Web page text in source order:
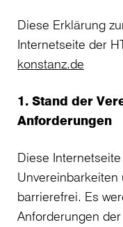
Diese Erklärung
Internetseite der
konstanz.de
1. Stand der
Anforderungen
Diese
Unvereinbarkeiten
barrierefrei. Es
Anforderungen